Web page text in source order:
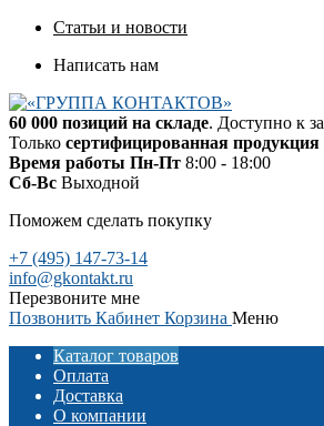
Статьи и новости
Написать нам
60 000 позиций на складе. Доступно к
Только сертифицированная продукция
Время работы Пн-Пт 8:00 - 18:00
Сб-Вс Выходной
Поможем сделать покупку
+7 (495) 147-73-14
info@gkontakt.ru
Перезвоните мне
Позвонить Кабинет Корзина Меню
Каталог товаров
Оплата
Доставка
О компании